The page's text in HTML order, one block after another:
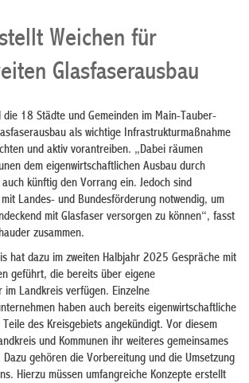
Weichen für
Glasfaserausbau
die 18 Städte und Gemeinden im Main-Tauber-
als wichtige Infrastrukturmaßnahme
und aktiv vorantreiben. „Dabei räumen
dem eigenwirtschaftlichen Ausbau durch
künftig den Vorrang ein. Jedoch sind
Landes- und Bundesförderung notwendig, um
mit Glasfaser versorgen zu können“, fasst
zusammen.
hat dazu im zweiten Halbjahr 2025 Gespräche mit
geführt, die bereits über eigene
im Landkreis verfügen. Einzelne
haben auch bereits eigenwirtschaftliche
des Kreisgebiets angekündigt. Vor diesem
und Kommunen ihr weiteres gemeinsames
gehören die Vorbereitung und die Umsetzung
Hierzu müssen umfangreiche Konzepte erstellt